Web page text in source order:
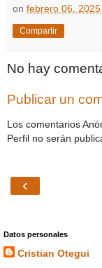
on febrero 06, 2025
Compartir
No hay
Publicar un
Los comentarios
Perfil no serán
‹
Datos personales
Cristian Otegui